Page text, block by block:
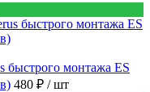
быстрого монтажа ES
480 ₽ / шт